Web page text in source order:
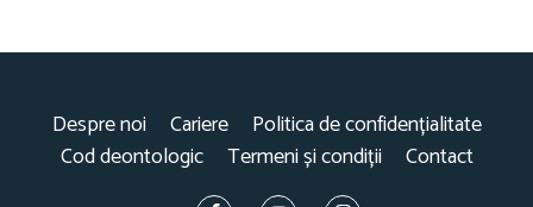
Despre noi Cariere
Politica de confidențialitate
Cod deontologic
Termeni și condiții Contact